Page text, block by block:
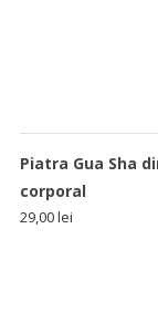
Piatra Gua Sha
corporal
29,00lei